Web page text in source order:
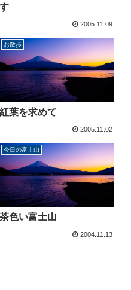
す
2005.11.09
お散歩
紅葉を求めて
2005.11.02
今日の富士山
茶色い富士山
2004.11.13